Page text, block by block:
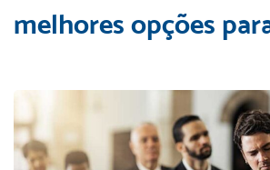
melhores opções